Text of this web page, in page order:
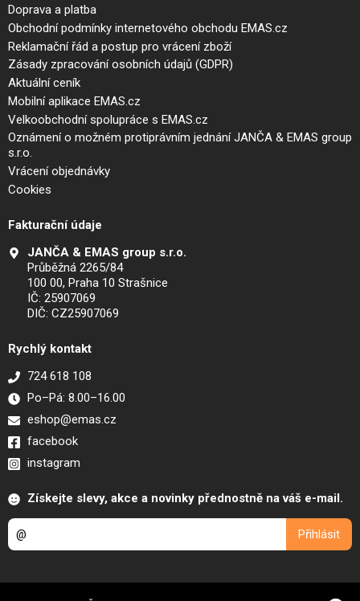
Doprava a platba
Obchodní podmínky internetového obchodu EMAS.cz
Reklamační řád a postup pro vrácení zboží
Zásady zpracování osobních údajů (GDPR)
Aktuální ceník
Mobilní aplikace EMAS.cz
Velkoobchodní spolupráce s EMAS.cz
Oznámení o možném protiprávním jednání JANČA & EMAS group
s.r.o.
Vrácení objednávky
Cookies
Fakturační údaje
JANČA & EMAS group s.r.o.
Průběžná 2265/84
100 00, Praha 10 Strašnice
IČ: 25907069
DIČ: CZ25907069
Rychlý kontakt
724 618 108
Po–Pá: 8.00–16.00
eshop@emas.cz
facebook
instagram
Získejte slevy, akce a novinky přednostně na váš e-mail.